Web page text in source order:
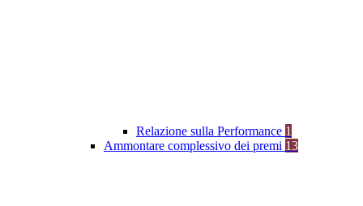
Relazione sulla Performance 1
Ammontare complessivo dei premi 13